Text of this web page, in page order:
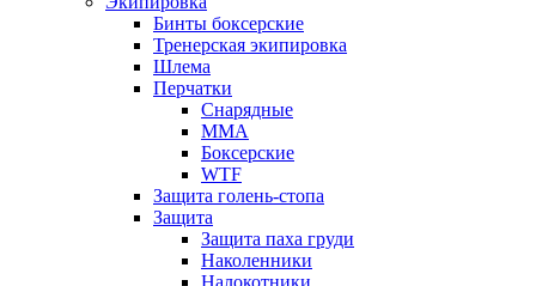
Бинты боксерские
Тренерская экипировка
Шлема
Перчатки
Снарядные
ММА
Боксерские
WTF
Защита голень-стопа
Защита
Защита паха груди
Наколенники
Налокотники